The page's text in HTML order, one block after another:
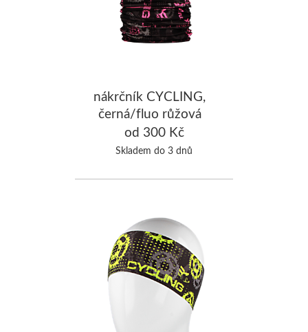
nákrčník CYCLING,
černá/fluo růžová
od 300 Kč
Skladem do 3 dnů